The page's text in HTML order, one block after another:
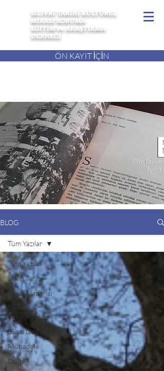
SİLİVRİ TARİHİ KÜLTÜREL
MİRASI KORUMA
EĞİTİM ve ARAŞTIRMA
DERNEĞİ
ÖN KAYIT İÇİN
BLOG
Tüm Yazılar
Silivri Tarihi
Silivri Mimarisi
Silivri
Araştırmaları
Silivri Doğası
Mübadele
Doğa
Tüm Yazılar